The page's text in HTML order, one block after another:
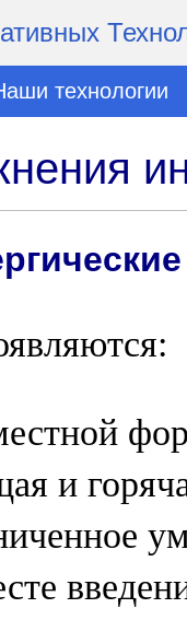
технологии
и